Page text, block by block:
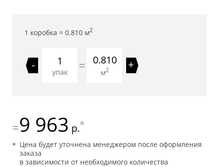
1 коробка = 0.810 м2
-
упак = 0.810
м2 +
=9 963 р.*
Цена будет уточнена менеджером после оформления
заказа
в зависимости от необходимого количества